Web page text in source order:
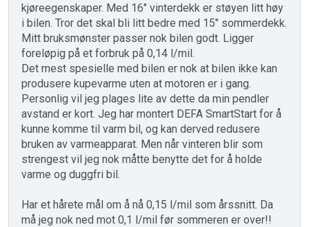
kjøreegenskaper. Med 16" vinterdekk er støyen litt høy
i bilen. Tror det skal bli litt bedre med 15" sommerdekk.
Mitt bruksmønster passer nok bilen godt. Ligger
foreløpig på et forbruk på 0,14 l/mil.
Det mest spesielle med bilen er nok at bilen ikke kan
produsere kupevarme uten at motoren er i gang.
Personlig vil jeg plages lite av dette da min pendler
avstand er kort. Jeg har montert DEFA SmartStart for å
kunne komme til varm bil, og kan derved redusere
bruken av varmeapparat. Men når vinteren blir som
strengest vil jeg nok måtte benytte det for å holde
varme og duggfri bil.
Har et hårete mål om å nå 0,15 l/mil som årssnitt. Da
må jeg nok ned mot 0,1 l/mil før sommeren er over!!